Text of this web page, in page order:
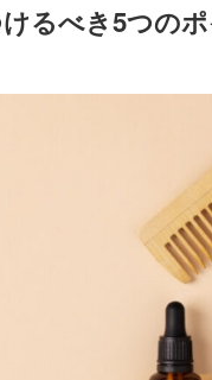
るべき5つの